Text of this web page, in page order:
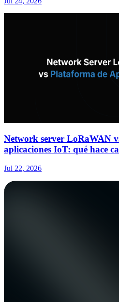
Network server LoRaWAN
aplicaciones IoT: qué hace
Jul 22, 2026